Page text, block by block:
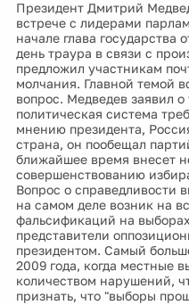
Президент Дмитрий
встрече с лидерами
начале глава государства
день траура в связи с
предложил участникам
молчания. Главной темой
вопрос. Медведев заявил
политическая система
мнению президента,
страна, он пообещал
ближайшее время внесет
совершенствованию
Вопрос о справедливости
на самом деле возник на
фальсификаций на
представители
президентом. Самый
2009 года, когда местные
количеством нарушений,
признать, что "выборы